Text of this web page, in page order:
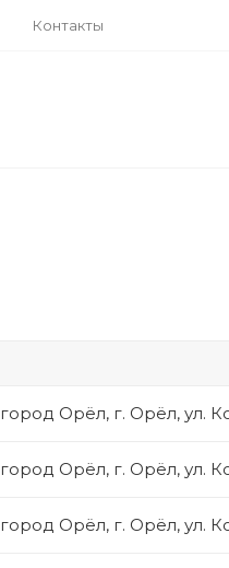
Контакты
Орёл, г. Орёл, ул.
Орёл, г. Орёл, ул.
Орёл, г. Орёл, ул.